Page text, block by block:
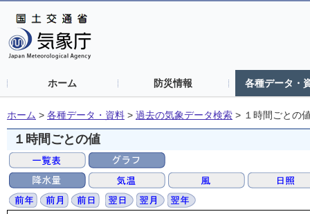
ホーム 防災情報 各種データ・
ホーム > 各種データ・資料 > 過去の気象データ検索 > １時間ごとの
１時間ごとの値